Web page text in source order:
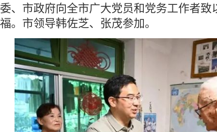
委、市政府向全市广大党员和党务工作者致
福。市领导韩佐芝、张茂参加。